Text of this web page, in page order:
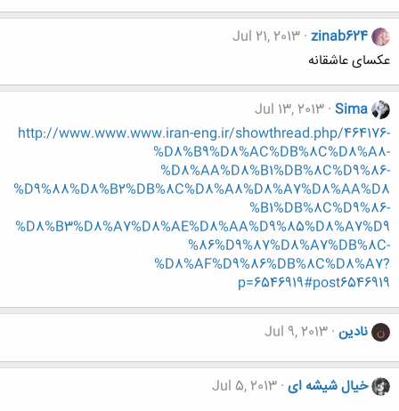
zinab624
Jul 21, 2013
عکسای عاشقانه
Sima
Jul 13, 2013
http://www.www.www.iran-eng.ir/showthread.php/464176-
%D8%B9%D8%AC%DB%8C%D8%A8-
%D8%AA%D8%B1%DB%8C%D9%86-
%D9%88%D8%B2%DB%8C%D8%A8%D8%A7%D8%AA%D8
%B1%DB%8C%D9%86-
%D8%B3%D8%A7%D8%AE%D8%AA%D9%85%D8%A7%D9
%86%D9%87%D8%A7%DB%8C-
%D8%AF%D9%86%DB%8C%D8%A7?
p=6546919#post6546919
ن نادین Jul 9, 2013
خیال شیشه ای Jul 5, 2013